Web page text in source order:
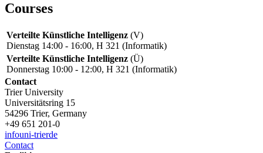
Courses
Verteilte Künstliche Intelligenz (V)
Dienstag 14:00 - 16:00, H 321 (Informatik)
Verteilte Künstliche Intelligenz (Ü)
Donnerstag 10:00 - 12:00, H 321 (Informatik)
Contact
Trier University
Universitätsring 15
54296 Trier, Germany
+49 651 201-0
infouni-trierde
Contact